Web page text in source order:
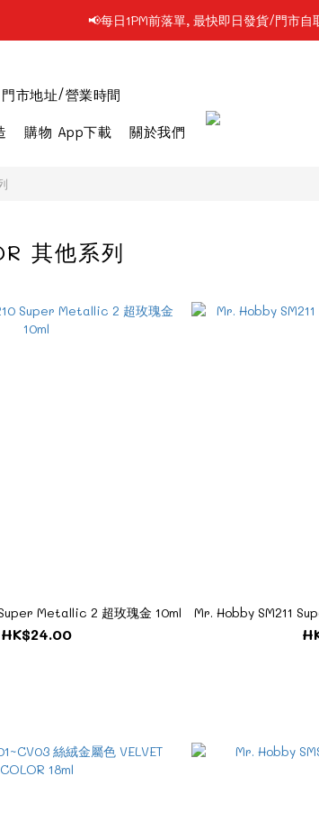
📢凡購物滿$199 順豐自提點免運費
📢每日1PM前落單, 最快即日發貨/門市自
📢使用FPS/銀行轉帳付款, 即享2%折扣
📢凡購物滿$199 順豐自提點免運費📦📦
門市地址/營業時間
購物 App下載 關於我們
其他系列
Mr. Hobby SM210 Super Metallic 2 超玫瑰金 10ml
HK$24.00
Mr. Hobby SM211